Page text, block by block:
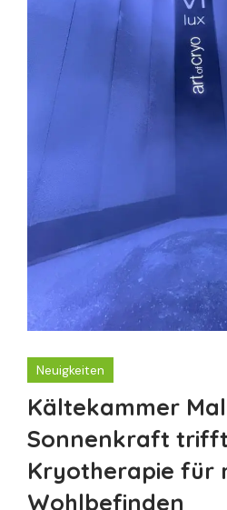
Neuigkeiten
Kältekammer
Sonnenkraft trifft
Kryotherapie für
Wohlbefinden